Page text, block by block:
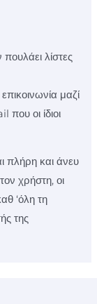
πουλάει λίστες
μαζί
οι ίδιοι
πλήρη και άνευ
χρήστη, οι
‘όλη τη
της